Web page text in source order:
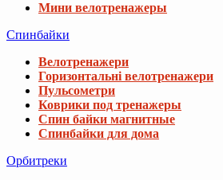
Мини велотренажеры
Спинбайки
Велотренажери
Горизонтальні велотренажери
Пульсометри
Коврики под тренажеры
Спин байки магнитные
Спинбайки для дома
Орбитреки